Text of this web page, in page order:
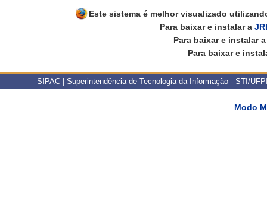
Este sistema é melhor visualizado
Para baixar e instalar a
Para baixar e instalar
Para baixar e
SIPAC | Superintendência de Tecnologia da Informação - STI/
Modo